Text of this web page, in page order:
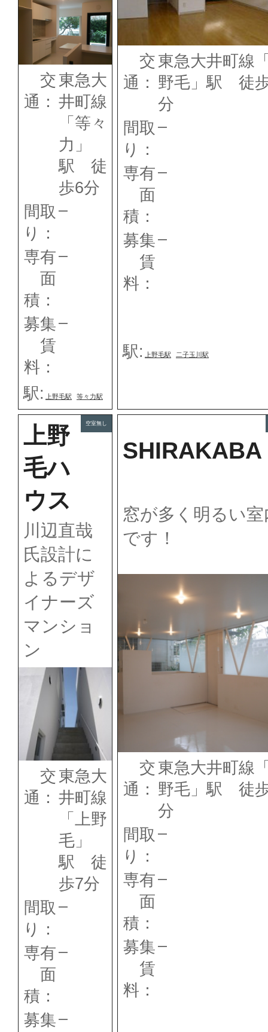
交
通：
東急大
井町線
「等々
力」
駅 徒
歩6分
間取
り：
–
専有
面
積：
–
募集
賃
料：
–
駅: 上野毛駅 等々力駅
交
通：
東急大井町線
野毛」駅 徒
分
間取
り：
–
専有
面
積：
–
募集
賃
料：
–
駅: 上野毛駅 二子玉川駅
上野
毛ハ
ウス
川辺直哉
氏設計に
よるデザ
イナーズ
マンショ
ン
交
通：
東急大
井町線
「上野
毛」
駅 徒
歩7分
間取
り：
–
専有
面
積：
–
募集–
空室無し
SHIRAKABA
窓が多く明るい室
です！
交
通：
東急大井町線
野毛」駅 徒
分
間取
り：
–
専有
面
積：
–
募集
賃
料：
–